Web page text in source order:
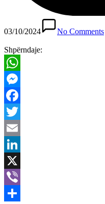
03/10/2024 No Comments
Shpërndaje:
WhatsApp
Messenger
Facebook
Twitter
Email
LinkedIn
X
Viber